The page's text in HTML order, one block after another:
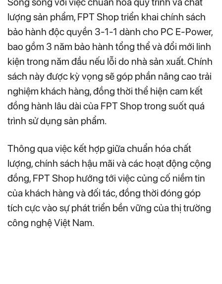
lượng sản phẩm, FPT Shop triển khai chính sách
bảo hành độc quyền 3-1-1 dành cho PC E-Power,
bao gồm 3 năm bảo hành tổng thể và đổi mới linh
kiện trong năm đầu nếu lỗi do nhà sản xuất. Chính
sách này được kỳ vọng sẽ góp phần nâng cao trải
nghiệm khách hàng, đồng thời thể hiện cam kết
đồng hành lâu dài của FPT Shop trong suốt quá
trình sử dụng sản phẩm.
Thông qua việc kết hợp giữa chuẩn hóa chất
lượng, chính sách hậu mãi và các hoạt động cộng
đồng, FPT Shop hướng tới việc củng cố niềm tin
của khách hàng và đối tác, đồng thời đóng góp
tích cực vào sự phát triển bền vững của thị trường
công nghệ Việt Nam.